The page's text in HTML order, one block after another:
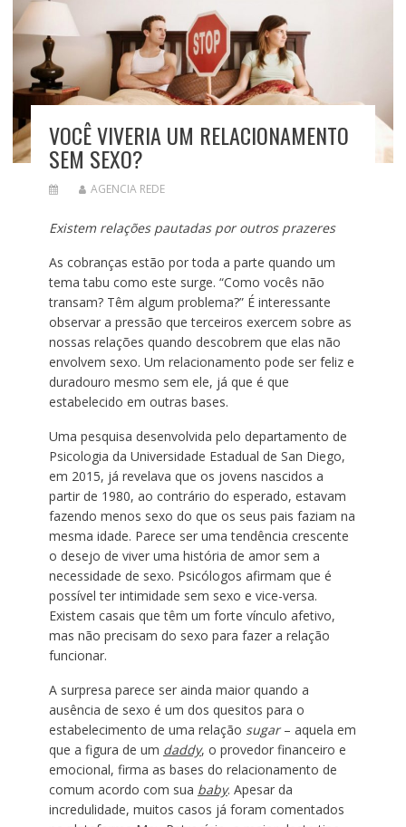
VOCÊ VIVERIA UM RELACIONAMENTO
SEM SEXO?
AGENCIA REDE
Existem relações pautadas por outros prazeres
As cobranças estão por toda a parte quando um
tema tabu como este surge. “Como vocês não
transam? Têm algum problema?” É interessante
observar a pressão que terceiros exercem sobre as
nossas relações quando descobrem que elas não
envolvem sexo. Um relacionamento pode ser feliz e
duradouro mesmo sem ele, já que é que
estabelecido em outras bases.
Uma pesquisa desenvolvida pelo departamento de
Psicologia da Universidade Estadual de San Diego,
em 2015, já revelava que os jovens nascidos a
partir de 1980, ao contrário do esperado, estavam
fazendo menos sexo do que os seus pais faziam na
mesma idade. Parece ser uma tendência crescente
o desejo de viver uma história de amor sem a
necessidade de sexo. Psicólogos afirmam que é
possível ter intimidade sem sexo e vice-versa.
Existem casais que têm um forte vínculo afetivo,
mas não precisam do sexo para fazer a relação
funcionar.
A surpresa parece ser ainda maior quando a
ausência de sexo é um dos quesitos para o
estabelecimento de uma relação sugar– aquela em
que a figura de um daddy, o provedor financeiro e
emocional, firma as bases do relacionamento de
comum acordo com sua baby. Apesar da
incredulidade, muitos casos já foram comentados